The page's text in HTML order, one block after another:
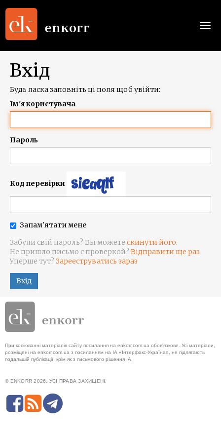
Вхід
Будь ласка заповніть ці поля щоб увійти:
Ім'я користувача
Пароль
Код перевірки
Запам'ятати мене
Забули свій пароль? Вы можете скинути його.
Не пришло письмо с проверкой? Відправити ще раз
Уперше тут? Зарееструватись зараз
Вхід
При копіюванні матеріалів сайту посилання на enkorr.com.ua обов'язкове. Усі матеріали,
розміщені на enkorr.com.ua з посиланням на ІА «Інтерфакс-Україна», не підлягають
подальшій публікації, крім як з письмового рішення ІА.
© ENKORR 2026. УСІ ПРАВА ЗАХИЩЕНІ.